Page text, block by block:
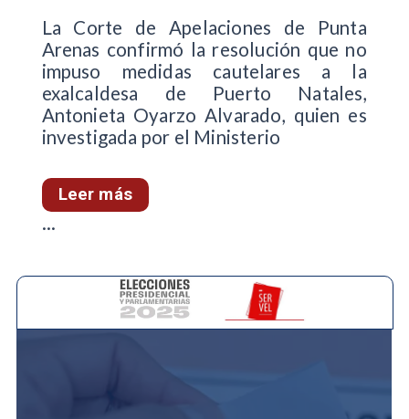
La Corte de Apelaciones de Punta
Arenas confirmó la resolución que no
impuso medidas cautelares a la
exalcaldesa de Puerto Natales,
Antonieta Oyarzo Alvarado, quien es
investigada por el Ministerio
Leer más
...